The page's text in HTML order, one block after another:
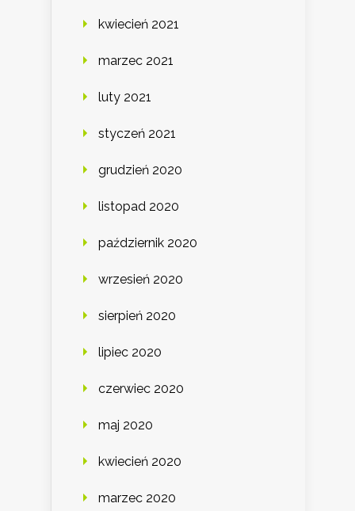
kwiecień 2021
marzec 2021
luty 2021
styczeń 2021
grudzień 2020
listopad 2020
październik 2020
wrzesień 2020
sierpień 2020
lipiec 2020
czerwiec 2020
maj 2020
kwiecień 2020
marzec 2020